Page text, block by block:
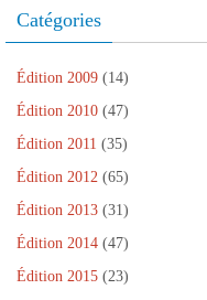
Catégories
Édition 2009 (14)
Édition 2010 (47)
Édition 2011 (35)
Édition 2012 (65)
Édition 2013 (31)
Édition 2014 (47)
Édition 2015 (23)